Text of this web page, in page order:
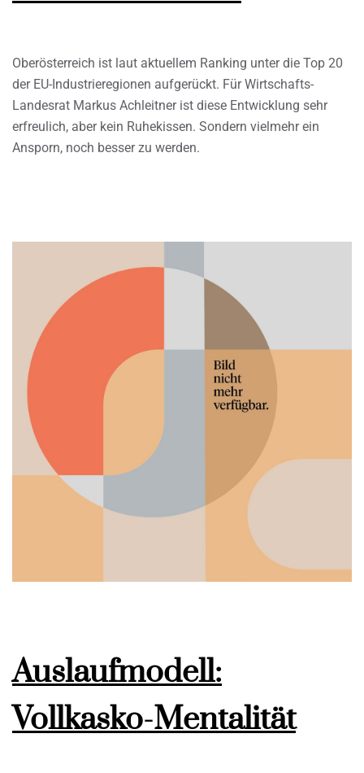
Oberösterreich ist laut aktuellem Ranking unter die Top 20
der EU-Industrieregionen aufgerückt. Für Wirtschafts-
Landesrat Markus Achleitner ist diese Entwicklung sehr
erfreulich, aber kein Ruhekissen. Sondern vielmehr ein
Ansporn, noch besser zu werden.
Auslaufmodell:
Vollkasko-Mentalität